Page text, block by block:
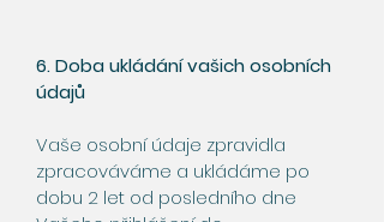
6. Doba ukládání vašich osobních
údajů
Vaše osobní údaje zpravidla
zpracováváme a ukládáme po
dobu 2 let od posledního dne